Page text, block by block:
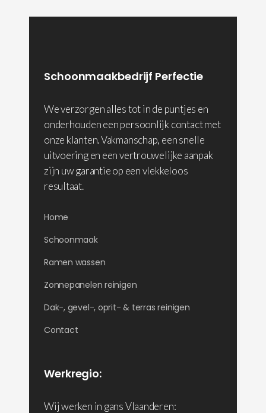
Schoonmaakbedrijf Perfectie
We verzorgen alles tot in de puntjes en
onderhouden een persoonlijk contact met
onze klanten. Vakmanschap, een snelle
uitvoering en een vertrouwelijke aanpak
zijn uw garantie op een vlekkeloos
resultaat.
Home
Schoonmaak
Ramen wassen
Zonnepanelen reinigen
Dak-, gevel-, oprit- & terras reinigen
Contact
Werkregio:
Wij werken in gans Vlaanderen: